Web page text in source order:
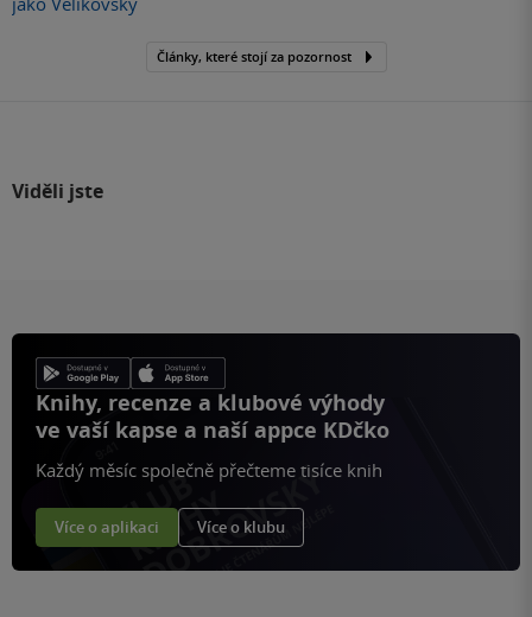
Články, které stojí za pozornost
Viděli jste
Knihy, recenze a klubové výhody
ve vaší kapse a naší appce KDčko
Každý měsíc společně přečteme tisíce knih
Více o aplikaci Více o klubu